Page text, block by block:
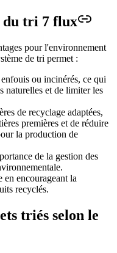
du tri 7 flux
pour l'environnement
de tri permet :
ou incinérés, ce qui
naturelles et de limiter les
de recyclage adaptées,
premières et de réduire
la production de
de la gestion des
encourageant la
recyclés.
triés selon le